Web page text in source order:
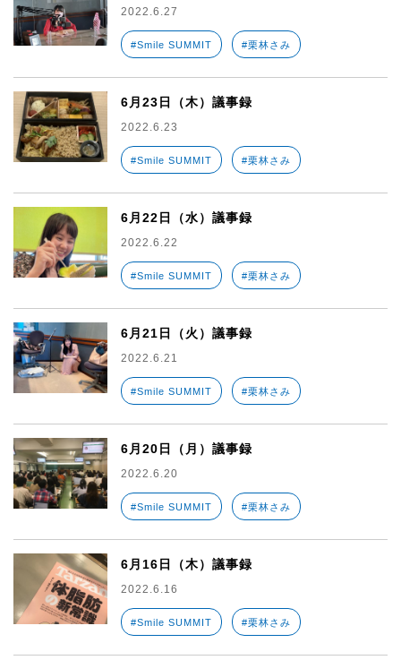
2022.6.27
#Smile SUMMIT #栗林さみ
6月23日（木）議事録
2022.6.23
#Smile SUMMIT #栗林さみ
6月22日（水）議事録
2022.6.22
#Smile SUMMIT #栗林さみ
6月21日（火）議事録
2022.6.21
#Smile SUMMIT #栗林さみ
6月20日（月）議事録
2022.6.20
#Smile SUMMIT #栗林さみ
6月16日（木）議事録
2022.6.16
#Smile SUMMIT #栗林さみ